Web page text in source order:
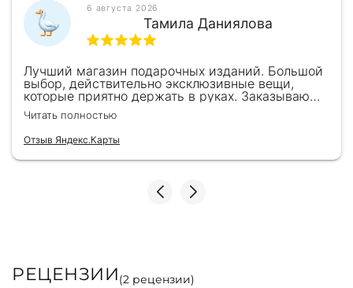
6 августа 2026
Тамила Даниялова
Лучший магазин подарочных изданий. Большой
выбор, действительно эксклюзивные вещи,
которые приятно держать в руках. Заказываю
здесь уже второй раз для бизнес-партнеров,
всегда всё безупречно — от общения с
консультантами до качества самих книг.
Однозначно рекомендую
Читать полностью
Отзыв Яндекс.Карты
РЕЦЕНЗИИ(2 рецензии)